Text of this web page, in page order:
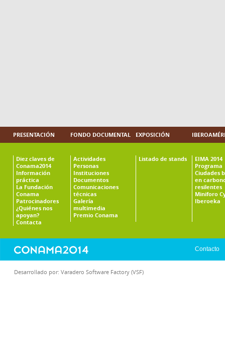
PRESENTACIÓN
Diez claves de
Conama2014
Información
práctica
La Fundación
Conama
Patrocinadores
¿Quiénes nos
apoyan?
Contacta
FONDO DOCUMENTAL
Actividades
Personas
Instituciones
Documentos
Comunicaciones
técnicas
Galería
multimedia
Premio Conama
EXPOSICIÓN
Listado de stands
EIMA 2014
Programa
Ciudades
en
resilentes
Miniforo
Iberoeka
Contacto
Desarrollado por: Varadero Software Factory (VSF)